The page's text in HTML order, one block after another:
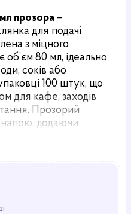
прозора –
для подачі
з міцного
об’єм 80 мл, ідеально
соків або
100 штук, що
для кафе, заходів
Прозорий
напою, додаючи
до коктейлів.
стійкий до тріщин,